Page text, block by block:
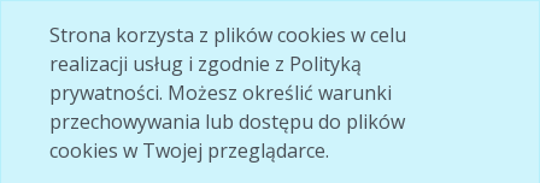
Strona korzysta z plików cookies w celu
realizacji usług i zgodnie z Polityką
prywatności. Możesz określić warunki
przechowywania lub dostępu do plików
cookies w Twojej przeglądarce.